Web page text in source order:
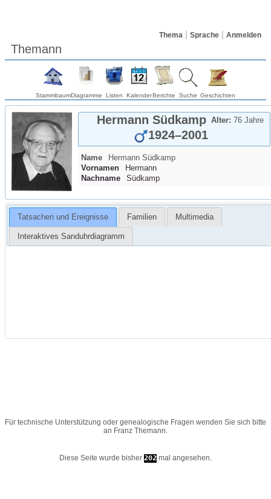
Thema Sprache Anmelden
Themann
StammbaumDiagramme Listen KalenderBerichte Suche Geschichten
Hermann Südkamp Alter: 76 Jahre
1924–2001
Name Hermann Südkamp
Vornamen
Hermann
Nachname
Südkamp
Tatsachen und Ereignisse Familien Multimedia
Interaktives Sanduhrdiagramm
Für technische Unterstützung oder genealogische Fragen wenden Sie sich bitte
an Franz Themann.
Diese Seite wurde bisher 202 mal angesehen.